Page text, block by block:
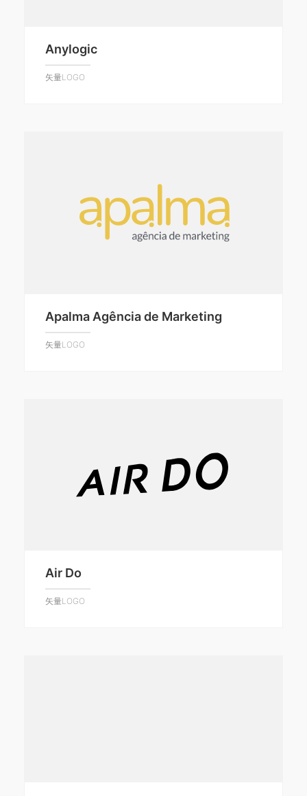
Anylogic
矢量LOGO
Apalma Agência de Marketing
矢量LOGO
Air Do
矢量LOGO